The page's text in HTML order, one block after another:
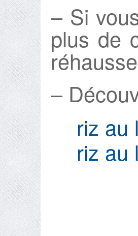
– Si
plus de
–
riz au
riz au